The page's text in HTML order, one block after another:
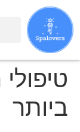
ביותר